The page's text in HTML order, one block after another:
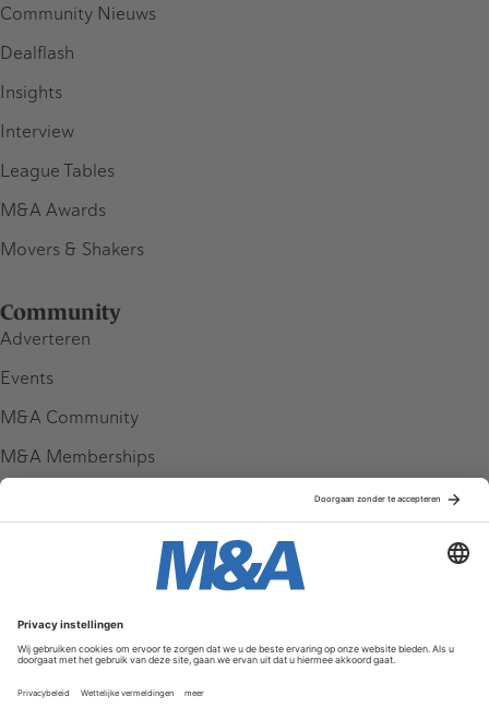
Community Nieuws
Dealflash
Insights
Interview
League Tables
M&A Awards
Movers & Shakers
Community
Adverteren
Events
M&A Community
M&A Memberships
Service & Contact
Contact
FAQ